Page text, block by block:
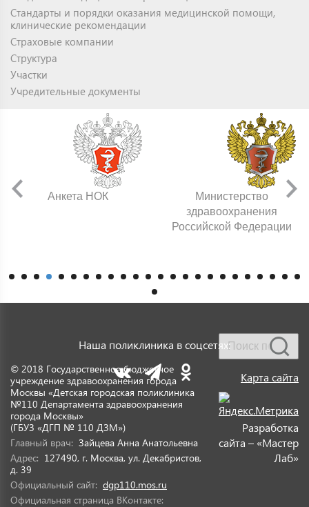
Стандарты и порядки оказания медицинской помощи,
клинические рекомендации
Страховые компании
Структура
Участки
Учредительные документы
Анкета НОК
Министерство
здравоохранения
Российской Федерации
© 2018 Государственное бюджетное
учреждение здравоохранения города
Москвы «Детская городская поликлиника
№110 Департамента здравоохранения
города Москвы»
(ГБУЗ «ДГП № 110 ДЗМ»)
Главный врач: Зайцева Анна Анатольевна
Адрес: 127490, г. Москва, ул. Декабристов,
д. 39
Официальный сайт: dgp110.mos.ru
Официальная страница ВКонтакте:
Наша поликлиника в соцсетях:
Карта сайта
Разработка
сайта – «Мастер
Лаб»